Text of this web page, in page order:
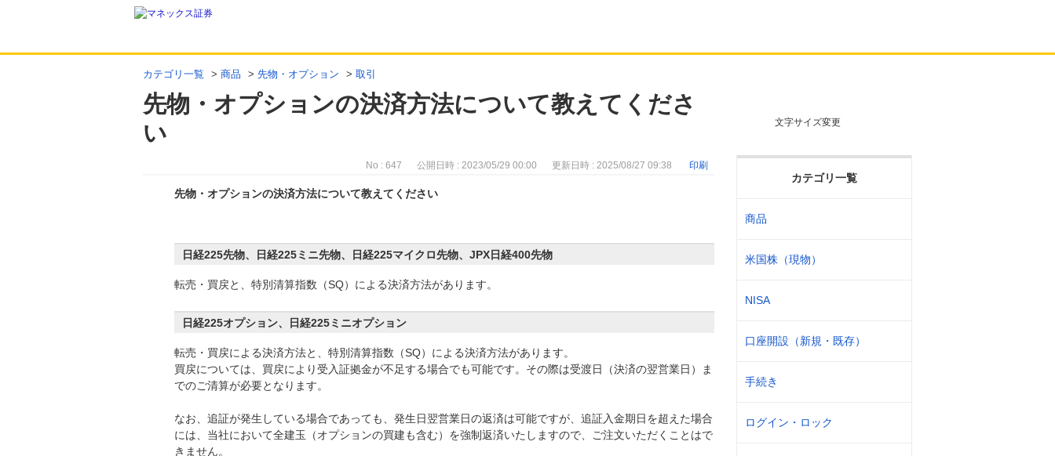
カテゴリ一覧 > 商品 > 先物・オプション > 取引
先物・オプションの決済方法について教えてくださ
い
文字サイズ変更
カテゴリ一覧
商品
米国株（現物）
NISA
口座開設（新規・既存）
手続き
ログイン・ロック
No : 647 公開日時 : 2023/05/29 00:00 更新日時 : 2025/08/27 09:38 印刷
先物・オプションの決済方法について教えてください
日経225先物、日経225ミニ先物、日経225マイクロ先物、JPX日経400先物
転売・買戻と、特別清算指数（SQ）による決済方法があります。
日経225オプション、日経225ミニオプション
転売・買戻による決済方法と、特別清算指数（SQ）による決済方法があります。
買戻については、買戻により受入証拠金が不足する場合でも可能です。その際は受渡日（決済の翌営業日）ま
でのご清算が必要となります。
なお、追証が発生している場合であっても、発生日翌営業日の返済は可能ですが、追証入金期日を超えた場合
には、当社において全建玉（オプションの買建も含む）を強制返済いたしますので、ご注文いただくことはで
きません。